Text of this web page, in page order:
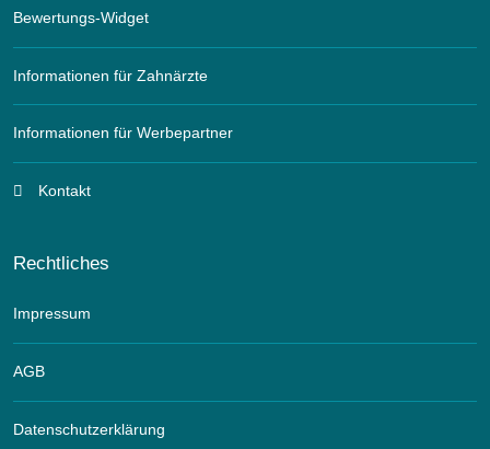
Bewertungs-Widget
Informationen für Zahnärzte
Informationen für Werbepartner
Kontakt
Rechtliches
Impressum
AGB
Datenschutzerklärung